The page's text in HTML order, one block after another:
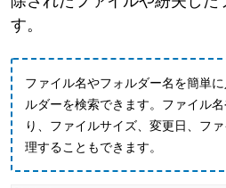
す。
ファイル名やフォルダー名を簡単
ルダーを検索できます。ファイル
り、ファイルサイズ、変更日、フ
理することもできます。